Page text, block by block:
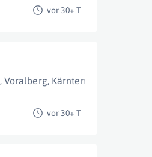
vor 30+ T
, Voralberg, Kärnten
vor 30+ T